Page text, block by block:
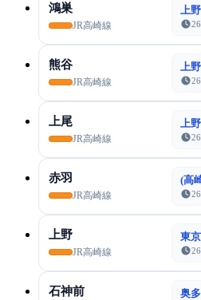
鴻巣
JR高崎線
上
熊谷
JR高崎線
上
上尾
JR高崎線
上
赤羽
JR高崎線
(高
上野
JR高崎線
東
石神前 奥